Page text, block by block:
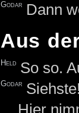
Godar Dann
Aus
Held So so.
Godar